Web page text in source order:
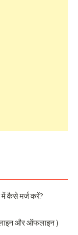
में कैसे मर्ज करें?
और ऑफलाइन )